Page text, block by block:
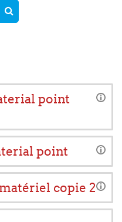
RECHERCHER DES
point
point
copie 2